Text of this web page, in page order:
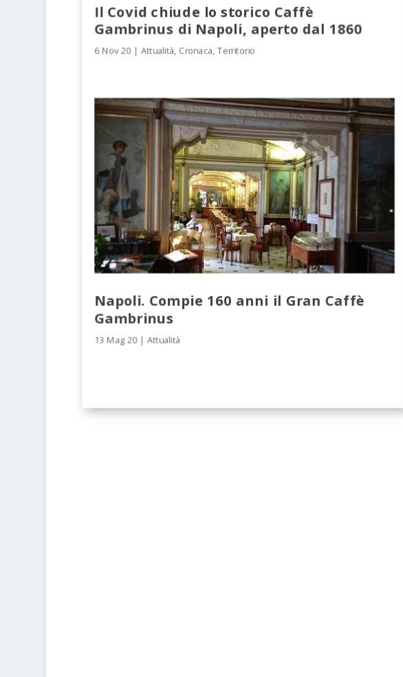
Il Covid chiude lo storico Caffè
Gambrinus di Napoli, aperto dal 1860
6 Nov 20| Attualità Cronaca ,Territorio
Napoli. Compie 160 anni il Gran Caffè
Gambrinus
13 Mag 20| Attualità